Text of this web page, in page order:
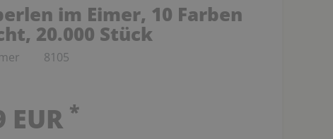
im Eimer, 10 Farben
20.000 Stück
8105
EUR *